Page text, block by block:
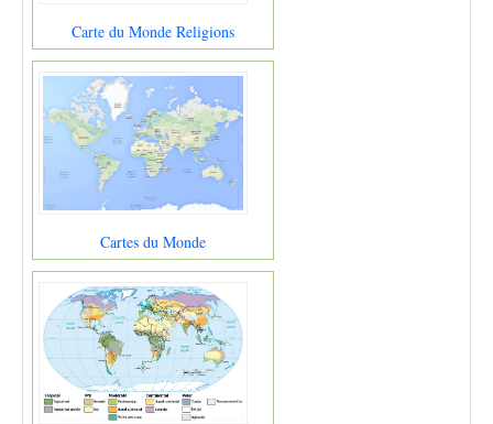
Carte du Monde Religions
Cartes du Monde